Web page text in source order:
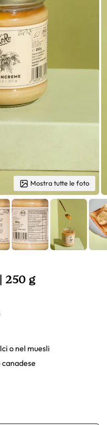
Mostra tutte le foto
250 g
o nel muesli